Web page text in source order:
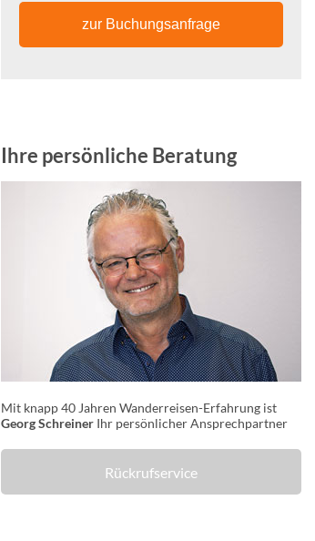
zur Buchungsanfrage
Ihre persönliche Beratung
Mit knapp 40 Jahren Wanderreisen-Erfahrung ist
Georg Schreiner Ihr persönlicher Ansprechpartner
Rückrufservice